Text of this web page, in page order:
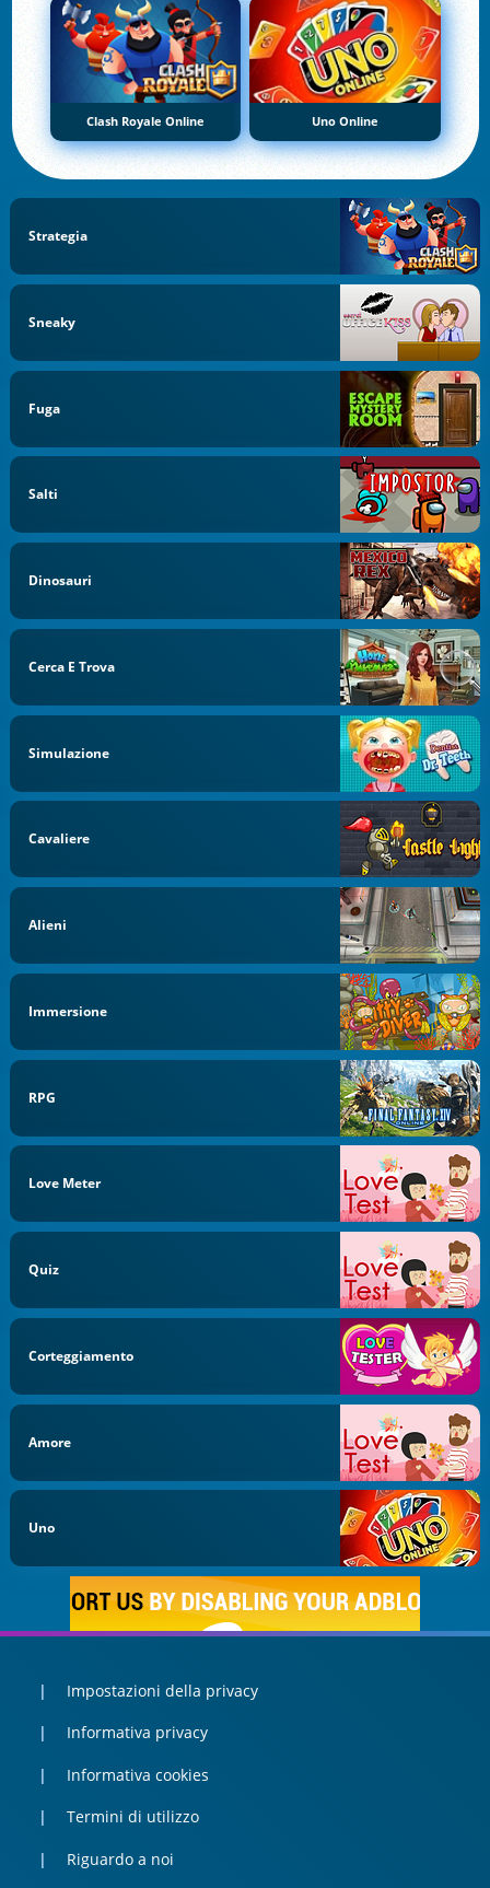
Clash Royale Online Uno Online
Strategia
Sneaky
Fuga
Salti
Dinosauri
Cerca E Trova
Simulazione
Cavaliere
Alieni
Immersione
RPG
Love Meter
Quiz
Corteggiamento
Amore
Uno
Impostazioni della privacy
Informativa privacy
Informativa cookies
Termini di utilizzo
Riguardo a noi